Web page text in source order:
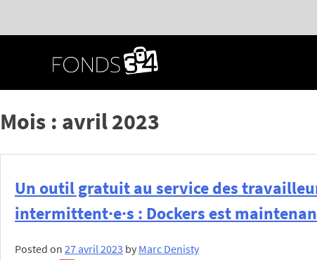
Mois : avril 2023
Un outil gratuit au service des
intermittent·e·s : Dockers est
Posted on 27 avril 2023 by Marc Denisty